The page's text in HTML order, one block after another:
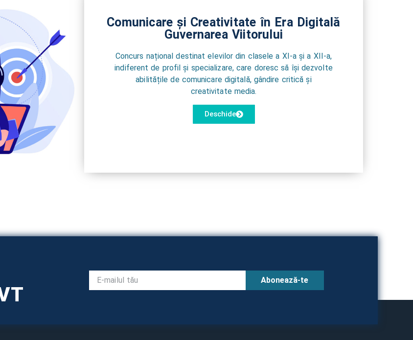
Comunicare și Creativitate în Era Digitală
Guvernarea Viitorului
Concurs național destinat elevilor din clasele a XI-a și a XII-a,
indiferent de profil și specializare, care doresc să își dezvolte
abilitățile de comunicare digitală, gândire critică și
creativitate media.
Deschide
Abonează-te